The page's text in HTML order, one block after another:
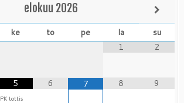
elokuu 2026
ke to pe la
su
1
2
5
PK tottis
6 7 8 9